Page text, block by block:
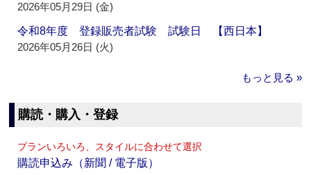
2026年05月29日 (金)
令和8年度 登録販売者試験 試験日 【西日本】
2026年05月26日 (火)
もっと見る »
購読・購入・登録
プランいろいろ、スタイルに合わせて選択
購読申込み（新聞 / 電子版）